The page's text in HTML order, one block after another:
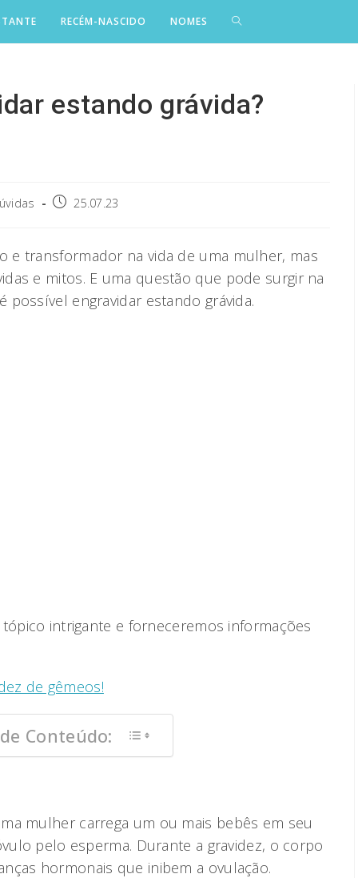
RECÉM-NASCIDO NOMES
estando grávida?
Post25.07.23
e transformador na vida de uma mulher, mas
e mitos. E uma questão que pode surgir na
engravidar estando grávida.
intrigante e forneceremos informações
de gêmeos!
Conteúdo:
mulher carrega um ou mais bebês em seu
pelo esperma. Durante a gravidez, o corpo
hormonais que inibem a ovulação.